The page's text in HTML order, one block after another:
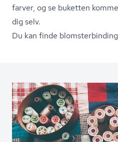
farver, og se buketten
dig selv.
Du kan finde